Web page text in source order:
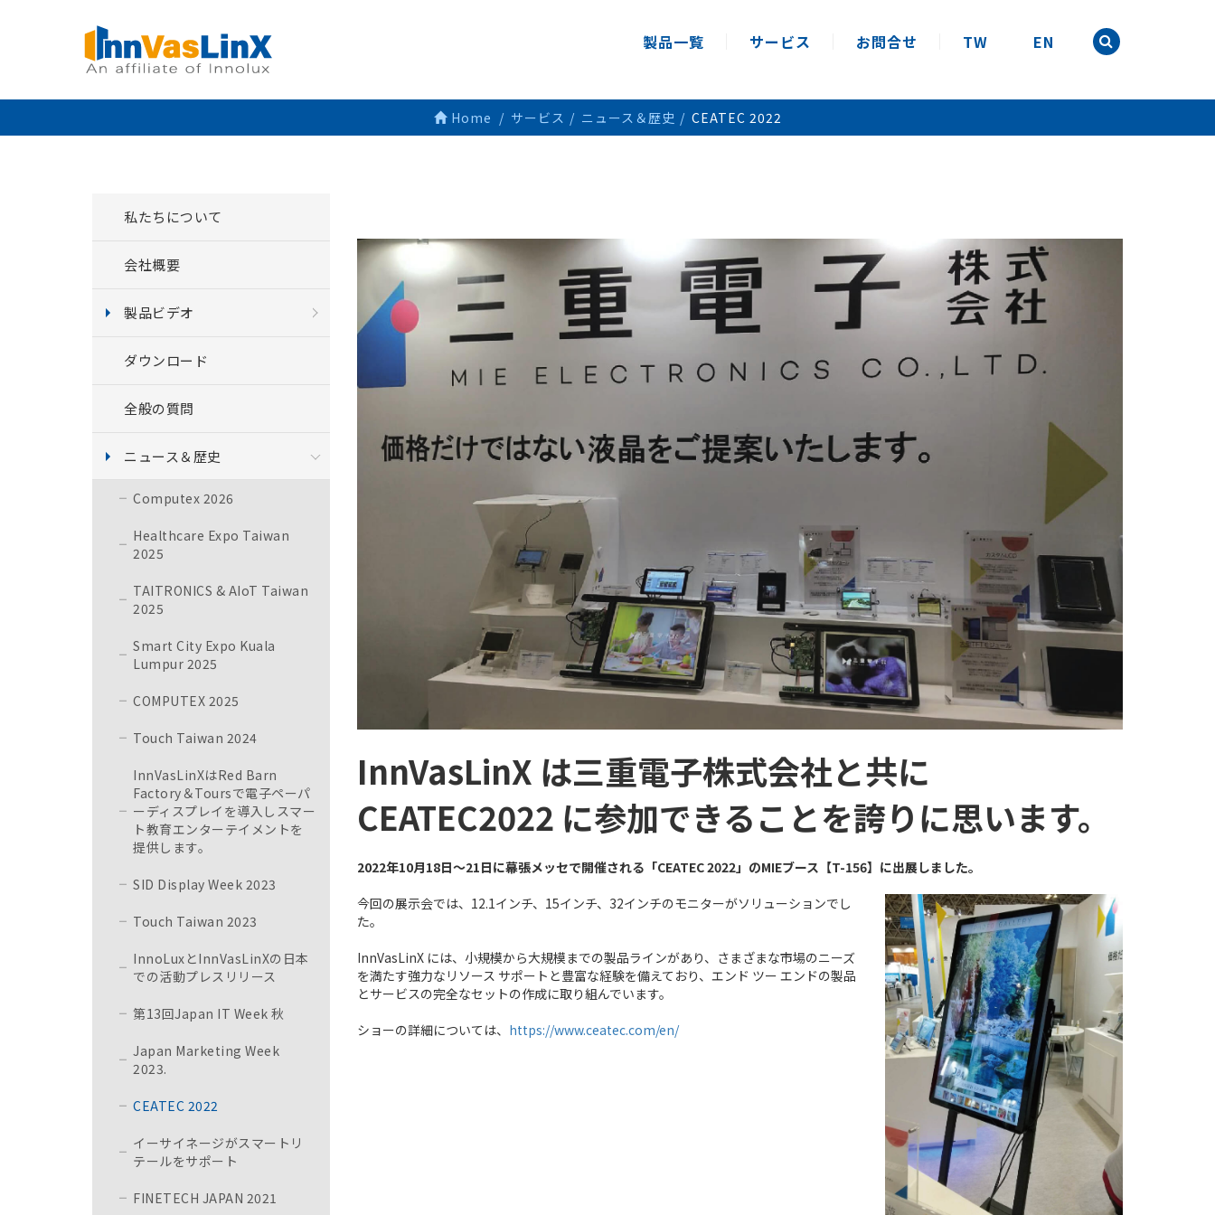
製品一覧 サービス お問合せ TW EN
Home サービス ニュース＆歴史 CEATEC 2022
私たちについて
会社概要
製品ビデオ
ダウンロード
全般の質問
ニュース＆歴史
Computex 2026
Healthcare Expo Taiwan
2025
TAITRONICS & AIoT Taiwan
2025
Smart City Expo Kuala
Lumpur 2025
COMPUTEX 2025
Touch Taiwan 2024
InnVasLinXはRed Barn
Factory＆Toursで電子ペーパ
ーディスプレイを導入しスマー
ト教育エンターテイメントを
提供します。
SID Display Week 2023
Touch Taiwan 2023
InnoLuxとInnVasLinXの日本
での活動プレスリリース
第13回Japan IT Week 秋
Japan Marketing Week
2023.
CEATEC 2022
イーサイネージがスマートリ
テールをサポート
FINETECH JAPAN 2021
InnVasLinX は三重電子株式会社と共に
CEATEC2022 に参加できることを誇りに思います。
2022年10月18日～21日に幕張メッセで開催される「CEATEC 2022」のMIEブース【T-156】に出展しました。
今回の展示会では、12.1インチ、15インチ、32インチのモニターがソリューションでし
た。
InnVasLinX には、小規模から大規模までの製品ラインがあり、さまざまな市場のニーズ
を満たす強力なリソース サポートと豊富な経験を備えており、エンド ツー エンドの製品
とサービスの完全なセットの作成に取り組んでいます。
ショーの詳細については、 https://www.ceatec.com/en/